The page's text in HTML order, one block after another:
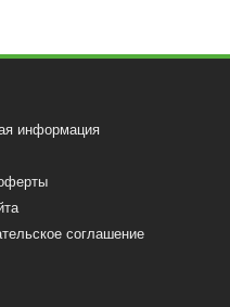
информация
соглашение